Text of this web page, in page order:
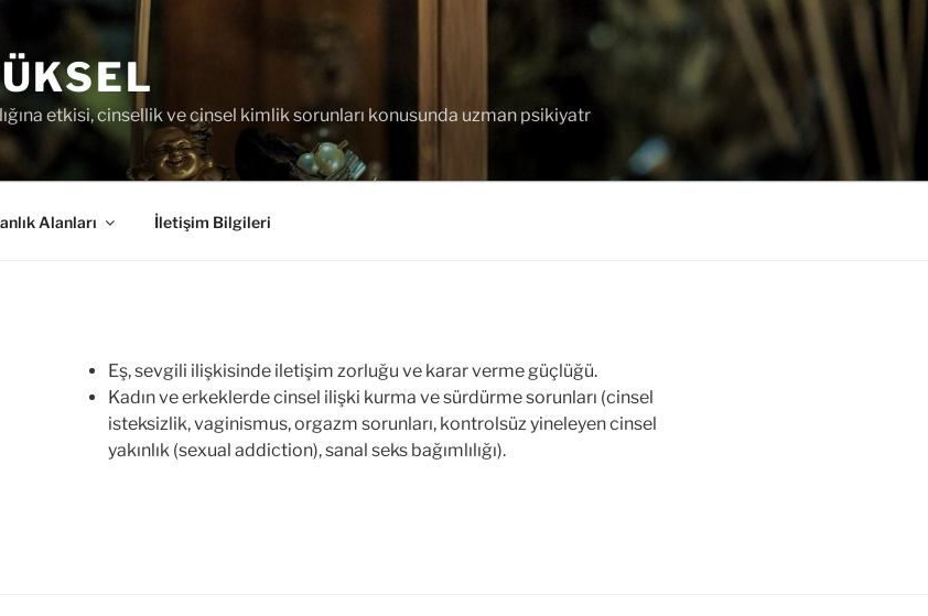
etkisi, cinsellik ve cinsel kimlik sorunları konusunda uzman psikiyatr
Alanları İletişim Bilgileri
Eş, sevgili ilişkisinde iletişim zorluğu ve karar verme güçlüğü.
Kadın ve erkeklerde cinsel ilişki kurma ve sürdürme sorunları (cinsel
isteksizlik, vaginismus, orgazm sorunları, kontrolsüz yineleyen cinsel
yakınlık (sexual addiction), sanal seks bağımlılığı).